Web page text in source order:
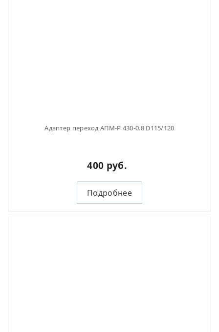
Адаптер переход АПМ-Р 430-0.8 D115/120
400 руб.
Подробнее